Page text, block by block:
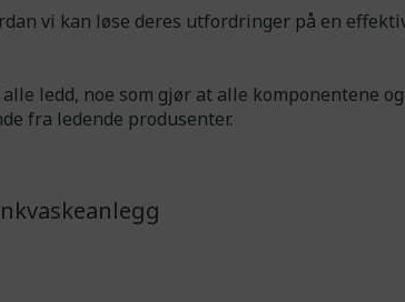
vi kan løse deres utfordringer på en
ledd, noe som gjør at alle komponentene
fra ledende produsenter.